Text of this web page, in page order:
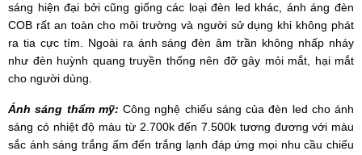
sáng hiện đại bởi cũng giống các loại đèn led khác, ánh áng đèn
COB rất an toàn cho môi trường và người sử dụng khi không phát
ra tia cực tím. Ngoài ra ánh sáng đèn âm trần không nhấp nháy
như đèn huỳnh quang truyền thống nên đỡ gây mỏi mắt, hại mắt
cho người dùng.
Ánh sáng thẩm mỹ: Công nghệ chiếu sáng của đèn led cho ánh
sáng có nhiệt độ màu từ 2.700k đến 7.500k tương đương với màu
sắc ánh sáng trắng ấm đến trắng lạnh đáp ứng mọi nhu cầu chiếu